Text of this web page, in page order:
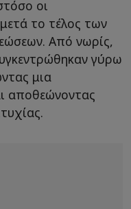
οι
το τέλος των
Από νωρίς,
γύρω
μια
αποθεώνοντας